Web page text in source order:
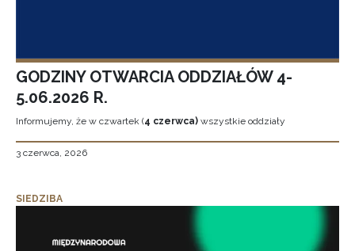
GODZINY OTWARCIA ODDZIAŁÓW 4-
5.06.2026 R.
Informujemy, że w czwartek (4 czerwca) wszystkie oddziały
3 czerwca, 2026
SIEDZIBA